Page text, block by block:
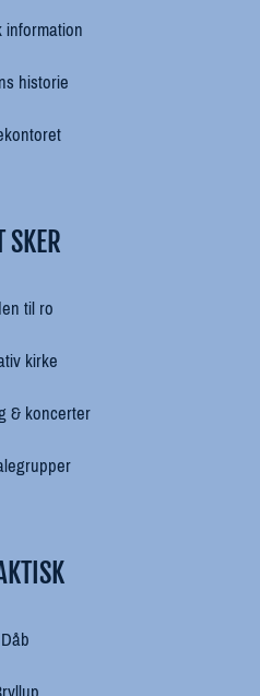
historie
SKER
til ro
kirke
& koncerter
Dåb